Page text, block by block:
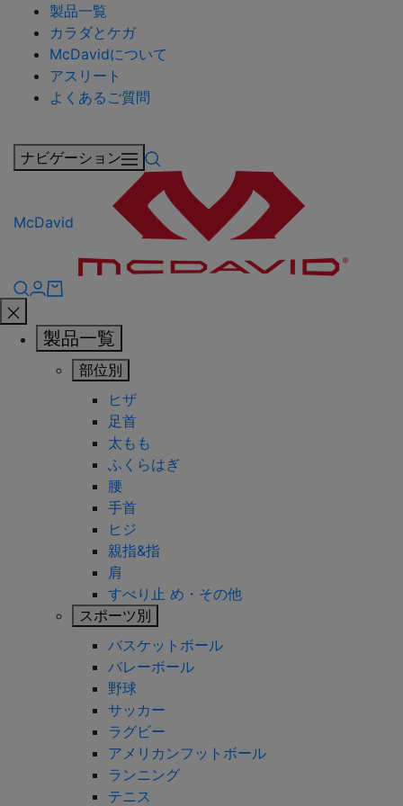
製品一覧
カラダとケガ
McDavidについて
アスリート
よくあるご質問
ナビゲーション
McDavid
製品一覧
部位別
ヒザ
足首
太もも
ふくらはぎ
腰
手首
ヒジ
親指&指
肩
すべり止 め・その他
スポーツ別
バスケットボール
バレーボール
野球
サッカー
ラグビー
アメリカンフットボール
ランニング
テニス